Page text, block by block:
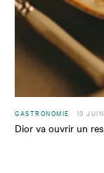
GASTRONOMIE 10
Dior va ouvrir un